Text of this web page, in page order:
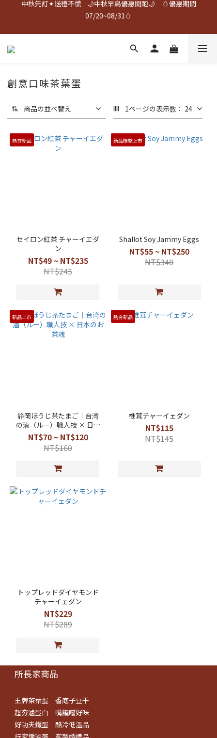
中秋先訂✦送禮不慌    🌙中秋早鳥優惠開跑🌙     🥚優惠期間
07/20~08/31🥚
07/20~08/31🥚
創意口味茶葉蛋
商品の並べ替え 1ページの表示数： 24
熱夯新品
セイロン紅茶 チャーイエダ
ン
NT$49 ~ NT$235
NT$245
新品爆擊上市
Shallot Soy Jammy Eggs
NT$55 ~ NT$250
NT$340
新品上市
静岡ほうじ茶たまご｜台湾
の滷（ルー）職人技 × 日本
のお茶魂
NT$70 ~ NT$120
NT$160
熱夯新品
椎茸チャーイェダン
NT$115
NT$145
トップレッドダイヤモンド
チャーイェダン
NT$229
NT$289
所長家商品
王牌茶葉蛋
香底子豆干
超夯滷蛋白
嘴饞嚐好味
好功夫鐵蛋
酷冷低溫品